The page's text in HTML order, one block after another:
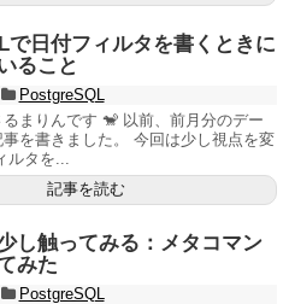
で日付フィルタを書くときに
ること
PostgreSQL
るまりんです 🐒 以前、前月分のデー
事を書きました。 今回は少し視点を変
ルタを...
記事を読む
し触ってみる：メタコマン
みた
PostgreSQL